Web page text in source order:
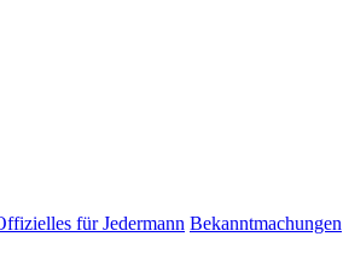
für Jedermann Bekanntmachungen